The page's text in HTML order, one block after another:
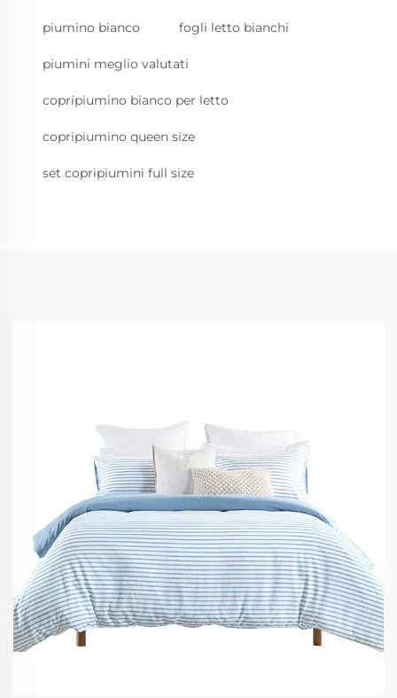
piumino bianco fogli letto bianchi
piumini meglio valutati
copripiumino bianco per letto
copripiumino queen size
set copripiumini full size